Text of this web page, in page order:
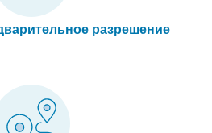
разрешение